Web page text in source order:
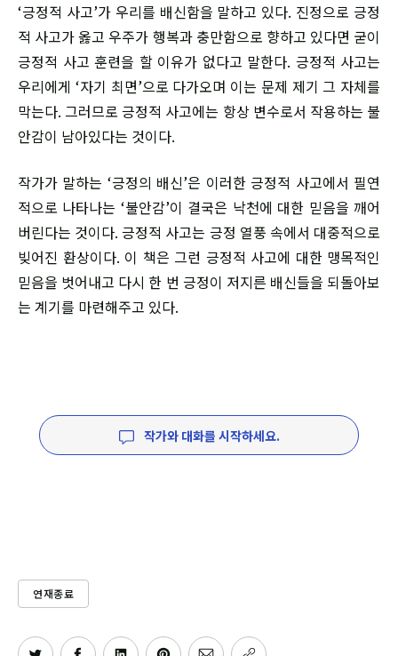
‘긍정적 사고’가 우리를 배신함을 말하고 있다. 진정으로 긍정
적 사고가 옳고 우주가 행복과 충만함으로 향하고 있다면 굳이
긍정적 사고 훈련을 할 이유가 없다고 말한다. 긍정적 사고는
우리에게 ‘자기 최면’으로 다가오며 이는 문제 제기 그 자체를
막는다. 그러므로 긍정적 사고에는 항상 변수로서 작용하는 불
안감이 남아있다는 것이다.
작가가 말하는 ‘긍정의 배신’은 이러한 긍정적 사고에서 필연
적으로 나타나는 ‘불안감’이 결국은 낙천에 대한 믿음을 깨어
버린다는 것이다. 긍정적 사고는 긍정 열풍 속에서 대중적으로
빚어진 환상이다. 이 책은 그런 긍정적 사고에 대한 맹목적인
믿음을 벗어내고 다시 한 번 긍정이 저지른 배신들을 되돌아보
는 계기를 마련해주고 있다.
작가와 대화를 시작하세요.
연재종료